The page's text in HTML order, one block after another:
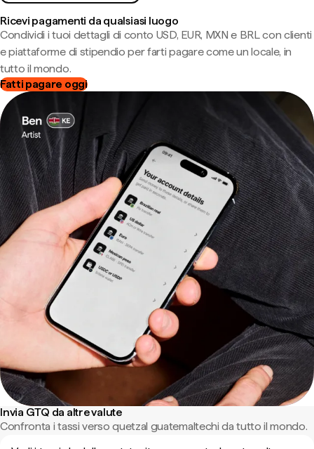
Ricevi pagamenti da qualsiasi luogo
Condividi i tuoi dettagli di conto USD, EUR, MXN e BRL con clienti
e piattaforme di stipendio per farti pagare come un locale, in
tutto il mondo.
Fatti pagare oggi
Invia GTQ da altre valute
Confronta i tassi verso quetzal guatemaltechi da tutto il mondo.